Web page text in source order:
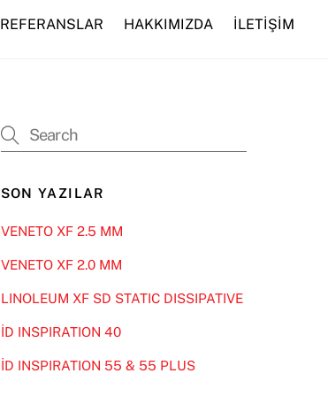
REFERANSLAR HAKKIMIZDA İLETİŞİM
SON YAZILAR
VENETO XF 2.5 MM
VENETO XF 2.0 MM
LINOLEUM XF SD STATIC DISSIPATIVE
İD INSPIRATION 40
İD INSPIRATION 55 & 55 PLUS